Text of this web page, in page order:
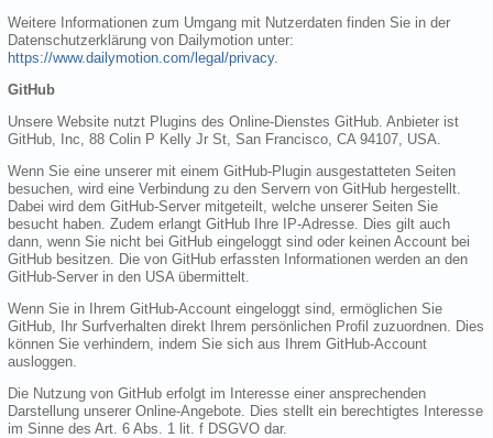
Weitere Informationen zum Umgang mit Nutzerdaten finden Sie in der
Datenschutzerklärung von Dailymotion unter:
https://www.dailymotion.com/legal/privacy.
GitHub
Unsere Website nutzt Plugins des Online-Dienstes GitHub. Anbieter ist
GitHub, Inc, 88 Colin P Kelly Jr St, San Francisco, CA 94107, USA.
Wenn Sie eine unserer mit einem GitHub-Plugin ausgestatteten Seiten
besuchen, wird eine Verbindung zu den Servern von GitHub hergestellt.
Dabei wird dem GitHub-Server mitgeteilt, welche unserer Seiten Sie
besucht haben. Zudem erlangt GitHub Ihre IP-Adresse. Dies gilt auch
dann, wenn Sie nicht bei GitHub eingeloggt sind oder keinen Account bei
GitHub besitzen. Die von GitHub erfassten Informationen werden an den
GitHub-Server in den USA übermittelt.
Wenn Sie in Ihrem GitHub-Account eingeloggt sind, ermöglichen Sie
GitHub, Ihr Surfverhalten direkt Ihrem persönlichen Profil zuzuordnen. Dies
können Sie verhindern, indem Sie sich aus Ihrem GitHub-Account
ausloggen.
Die Nutzung von GitHub erfolgt im Interesse einer ansprechenden
Darstellung unserer Online-Angebote. Dies stellt ein berechtigtes Interesse
im Sinne des Art. 6 Abs. 1 lit. f DSGVO dar.